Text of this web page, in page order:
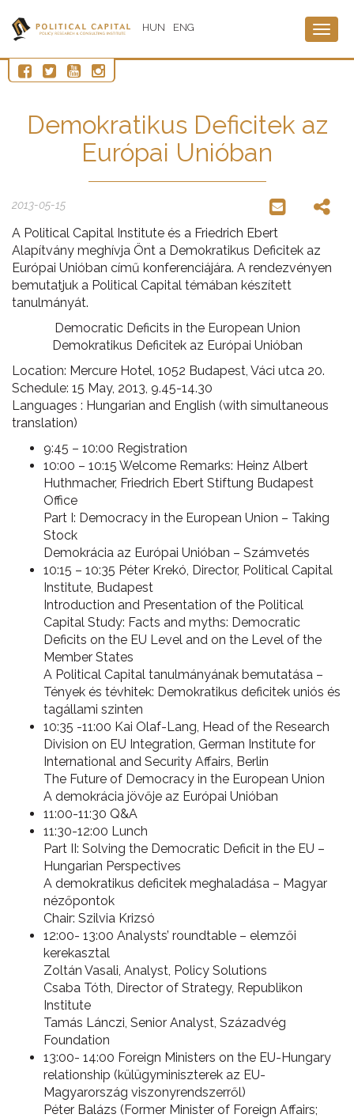
HUN ENG
Demokratikus Deficitek az
Európai Unióban
2013-05-15
A Political Capital Institute és a Friedrich Ebert
Alapítvány meghívja Önt a Demokratikus Deficitek az
Európai Unióban című konferenciájára. A rendezvényen
bemutatjuk a Political Capital témában készített
tanulmányát.
Democratic Deficits in the European Union
Demokratikus Deficitek az Európai Unióban
Location: Mercure Hotel, 1052 Budapest, Váci utca 20.
Schedule: 15 May, 2013, 9.45-14.30
Languages : Hungarian and English (with simultaneous
translation)
9:45 – 10:00 Registration
10:00 – 10:15 Welcome Remarks: Heinz Albert
Huthmacher, Friedrich Ebert Stiftung Budapest
Office
Part I: Democracy in the European Union – Taking
Stock
Demokrácia az Európai Unióban – Számvetés
10:15 – 10:35 Péter Krekó, Director, Political Capital
Institute, Budapest
Introduction and Presentation of the Political
Capital Study: Facts and myths: Democratic
Deficits on the EU Level and on the Level of the
Member States
A Political Capital tanulmányának bemutatása –
Tények és tévhitek: Demokratikus deficitek uniós és
tagállami szinten
10:35 -11:00 Kai Olaf-Lang, Head of the Research
Division on EU Integration, German Institute for
International and Security Affairs, Berlin
The Future of Democracy in the European Union
A demokrácia jövője az Európai Unióban
11:00-11:30 Q&A
11:30-12:00 Lunch
Part II: Solving the Democratic Deficit in the EU –
Hungarian Perspectives
A demokratikus deficitek meghaladása – Magyar
nézőpontok
Chair: Szilvia Krizsó
12:00- 13:00 Analysts’ roundtable – elemzői
kerekasztal
Zoltán Vasali, Analyst, Policy Solutions
Csaba Tóth, Director of Strategy, Republikon
Institute
Tamás Lánczi, Senior Analyst, Századvég
Foundation
13:00- 14:00 Foreign Ministers on the EU-Hungary
relationship (külügyminiszterek az EU-
Magyarország viszonyrendszerről)
Péter Balázs (Former Minister of Foreign Affairs;